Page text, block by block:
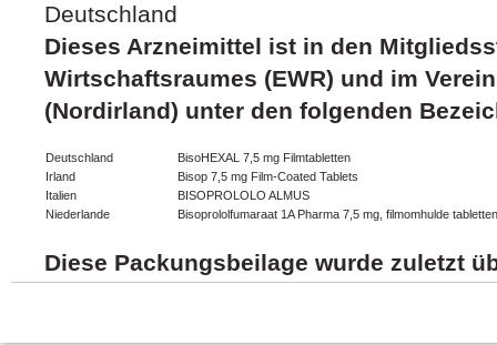
Deutschland
Dieses Arzneimittel ist in den
Wirtschaftsraumes (EWR) und im
(Nordirland) unter den folgenden
Deutschland
BisoHEXAL 7,5 mg Filmtabletten
Irland
Bisop 7,5 mg Film-Coated Tablets
Italien
BISOPROLOLO ALMUS
Niederlande
Bisoprololfumaraat 1A Pharma 7,5 mg, filmomhulde tabletten
Diese Packungsbeilage wurde zuletzt